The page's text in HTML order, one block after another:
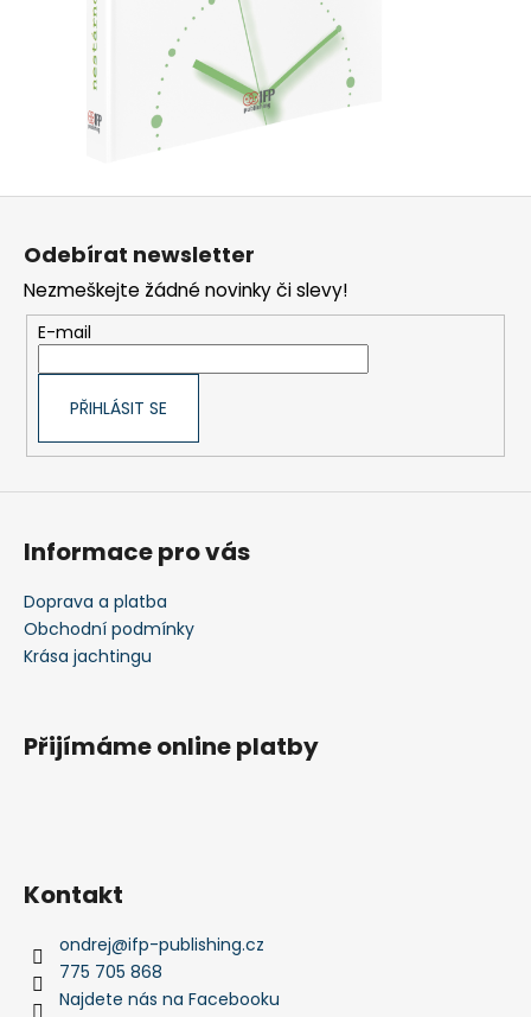
Odebírat newsletter
Nezmeškejte žádné novinky či slevy!
E-mail
PŘIHLÁSIT SE
Informace pro vás
Doprava a platba
Obchodní podmínky
Krása jachtingu
Přijímáme online platby
Kontakt
ondrej@ifp-publishing.cz
775 705 868
Najdete nás na Facebooku